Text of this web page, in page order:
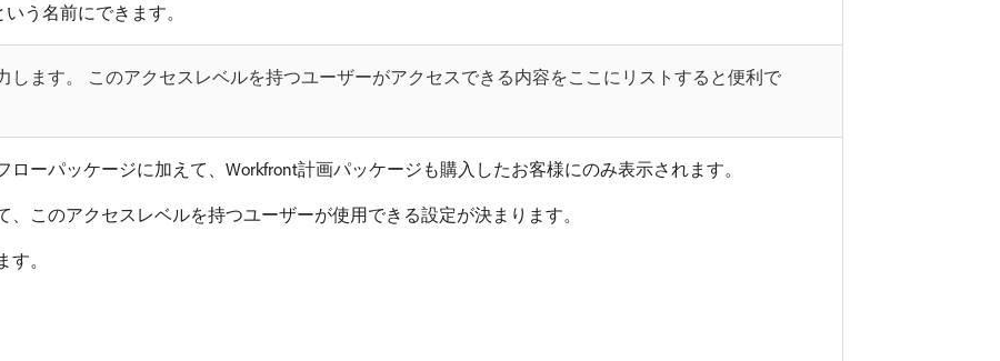
う名前にできます。
します。 このアクセスレベルを持つユーザーがアクセスできる内容をここにリストすると便利で
ローパッケージに加えて、Workfront計画パッケージも購入したお客様にのみ表示されます。
このアクセスレベルを持つユーザーが使用できる設定が決まります。
。